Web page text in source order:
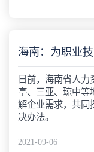
海南：为职业
日前，海南省人
亭、三亚、琼中等
解企业需求，共同
决办法。
2021-09-06